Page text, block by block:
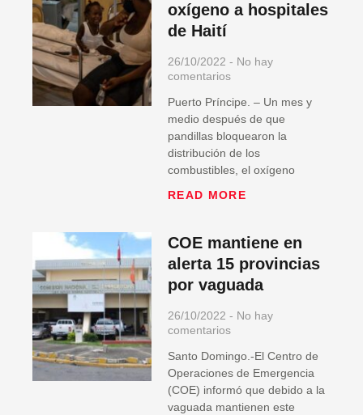
oxígeno a hospitales
de Haití
26/10/2022
No hay
comentarios
Puerto Príncipe. – Un mes y
medio después de que
pandillas bloquearon la
distribución de los
combustibles, el oxígeno
READ MORE
COE mantiene en
alerta 15 provincias
por vaguada
26/10/2022
No hay
comentarios
Santo Domingo.-El Centro de
Operaciones de Emergencia
(COE) informó que debido a la
vaguada mantienen este